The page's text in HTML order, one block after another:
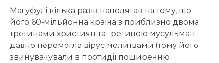
Магуфулі кілька разів наполягав на тому, що
його 60-мільйонна країна з приблизно двома
третинами християн та третиною мусульман
давно перемогла вірус молитвами (тому його
звинувачували в протидії поширенню